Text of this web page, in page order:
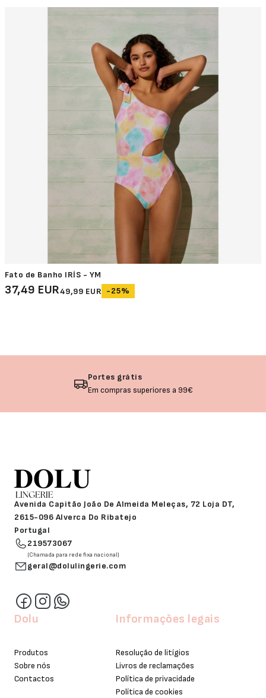
Fato de Banho IRÍS - YM
37,49 EUR49,99 EUR -25%
Portes grátis
Em compras superiores a 99€
Avenida Capitão João De Almeida Meleças, 72 Loja DT,
2615-096 Alverca Do Ribatejo
Portugal
219573067
(Chamada para rede fixa nacional)
geral@dolulingerie.com
Dolu
Produtos
Sobre nós
Contactos
Informações legais
Resolução de litígios
Livros de reclamações
Política de privacidade
Política de cookies